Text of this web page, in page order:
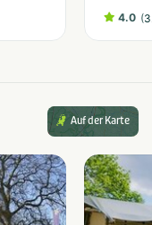
4.0 (
Auf der Karte